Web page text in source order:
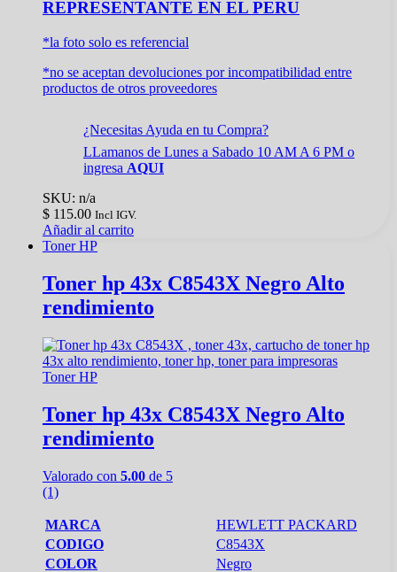
REPRESENTANTE EN EL PERU
*la foto solo es referencial
*no se aceptan devoluciones por incompatibilidad entre
productos de otros proveedores
¿Necesitas Ayuda en tu Compra?
LLamanos de Lunes a Sabado 10 AM A 6 PM o
ingresa AQUI
SKU: n/a
$ 115.00 Incl IGV.
Añadir al carrito
Toner HP
Toner hp 43x C8543X Negro Alto
rendimiento
Toner HP
Toner hp 43x C8543X Negro Alto
rendimiento
Valorado con 5.00 de 5
(1)
MARCA
HEWLETT PACKARD
CODIGO
C8543X
COLOR
Negro